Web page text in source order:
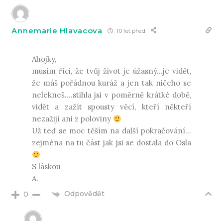
Annemarie Hlavacova 10 let před
Ahojky,
musím říci, že tvůj život je úžasný…je vidět,
že máš pořádnou kuráž a jen tak ničeho se
nelekneš….stihla jsi v poměrně krátké době,
vidět a zažít spousty věcí, kteří někteří
nezažijí ani z poloviny
Už teď se moc těším na další pokračování…
zejména na tu část jak jsi se dostala do Osla
S láskou
A.
0 Odpovědět